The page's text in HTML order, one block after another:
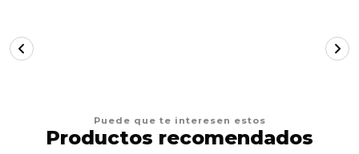
Puede que te interesen estos
Productos recomendados